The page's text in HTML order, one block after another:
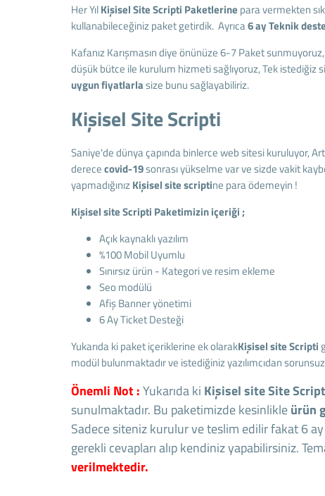
Her YılKişiselSite Scripti Paketlerine para vermekten
kullanabileceğiniz paket getirdik. Ayrıca6 ay Teknik
Kafanız Karışmasın diye önünüze 6-7 Paket
düşük bütce ile kurulum hizmeti sağlıyoruz, Tek istediğiz
uygun fiyatlarlasize bunu sağlayabiliriz.
Kişisel Site Scripti
Saniye'de dünya çapında binlerce web sitesi kuruluyor,
derececovid-19sonrası yükselme var ve sizde vakit
yapmadığınızKişisel site scriptine para ödemeyin !
Kişisel site Scripti Paketimizin içeriği ;
Açık kaynaklı yazılım
%100 Mobil Uyumlu
Sınırsız ürün - Kategori ve resim ekleme
Seo modülü
Afiş Banner yönetimi
6 Ay Ticket Desteği
Yukarıda ki paket içeriklerine ek olarakKişisel siteScripti
modül bulunmaktadır ve istediğiniz yazılımcıdan
Önemli Not :Yukarıda ki Kişisel siteSite
sunulmaktadır. Bu paketimizde kesinlikleürün
Sadece siteniz kurulur ve teslim edilir fakat 6
gerekli cevapları alıp kendiniz yapabilirsiniz.
verilmektedir.